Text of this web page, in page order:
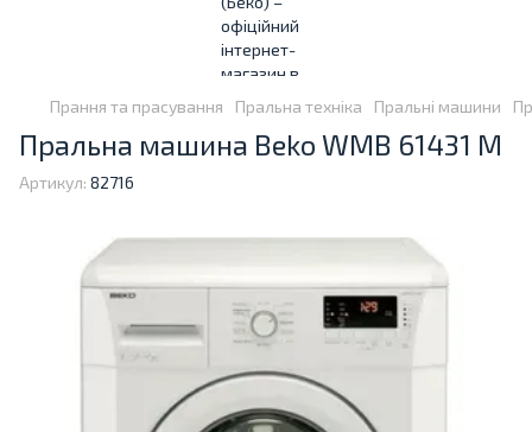
Прання та прасування Пральна техніка Пральні машини
Пральна машина Beko WMB 61431 M
Артикул: 82716